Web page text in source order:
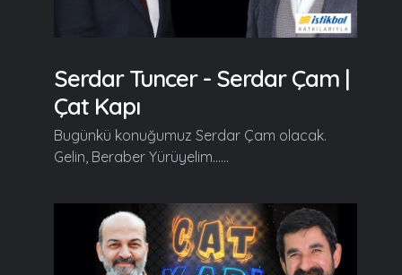
Serdar Tuncer - Serdar Çam |
Çat Kapı
Bugünkü konuğumuz Serdar Çam olacak.
Gelin, Beraber Yürüyelim......